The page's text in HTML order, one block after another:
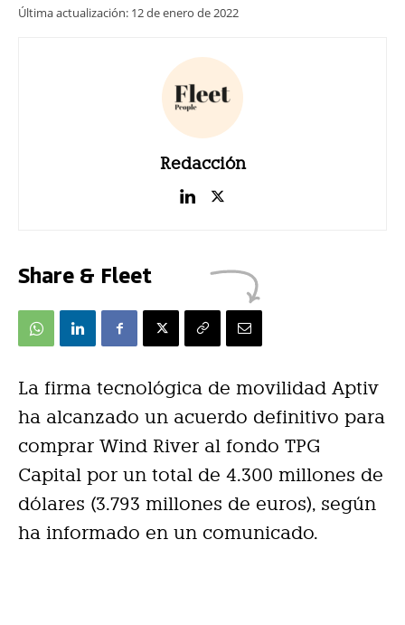
Última actualización: 12 de enero de 2022
Redacción
Share & Fleet
La firma tecnológica de movilidad Aptiv
ha alcanzado un acuerdo definitivo para
comprar Wind River al fondo TPG
Capital por un total de 4.300 millones de
dólares (3.793 millones de euros), según
ha informado en un comunicado.